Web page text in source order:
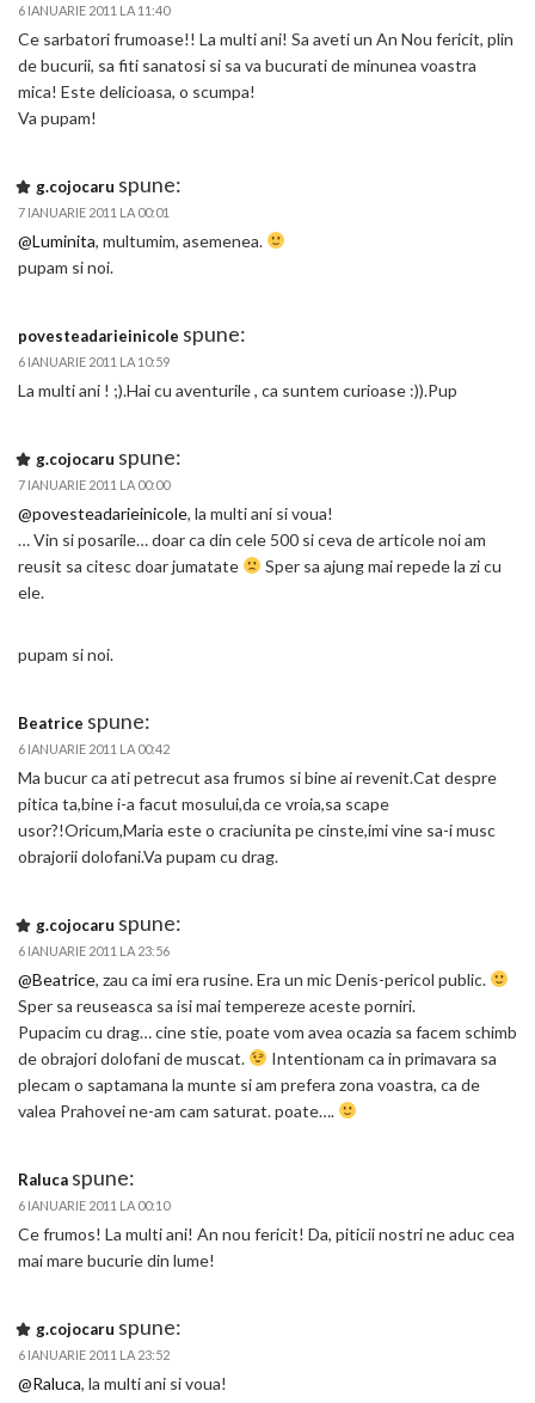
6 IANUARIE 2011 LA 11:40
Ce sarbatori frumoase!! La multi ani! Sa aveti un An Nou fericit, plin
de bucurii, sa fiti sanatosi si sa va bucurati de minunea voastra
mica! Este delicioasa, o scumpa!
Va pupam!
g.cojocaru spune:
7 IANUARIE 2011 LA 00:01
@Luminita, multumim, asemenea.
pupam si noi.
povesteadarieinicole spune:
6 IANUARIE 2011 LA 10:59
La multi ani ! ;).Hai cu aventurile , ca suntem curioase :)).Pup
g.cojocaru spune:
7 IANUARIE 2011 LA 00:00
@povesteadarieinicole, la multi ani si voua!
… Vin si posarile… doar ca din cele 500 si ceva de articole noi am
reusit sa citesc doar jumatate
Sper sa ajung mai repede la zi cu
ele.
pupam si noi.
Beatrice spune:
6 IANUARIE 2011 LA 00:42
Ma bucur ca ati petrecut asa frumos si bine ai revenit.Cat despre
pitica ta,bine i-a facut mosului,da ce vroia,sa scape
usor?!Oricum,Maria este o craciunita pe cinste,imi vine sa-i musc
obrajorii dolofani.Va pupam cu drag.
g.cojocaru spune:
6 IANUARIE 2011 LA 23:56
@Beatrice, zau ca imi era rusine. Era un mic Denis-pericol public.
Sper sa reuseasca sa isi mai tempereze aceste porniri.
Pupacim cu drag… cine stie, poate vom avea ocazia sa facem schimb
de obrajori dolofani de muscat.
Intentionam ca in primavara sa
plecam o saptamana la munte si am prefera zona voastra, ca de
valea Prahovei ne-am cam saturat. poate….
Raluca spune:
6 IANUARIE 2011 LA 00:10
Ce frumos! La multi ani! An nou fericit! Da, piticii nostri ne aduc cea
mai mare bucurie din lume!
g.cojocaru spune:
6 IANUARIE 2011 LA 23:52
@Raluca, la multi ani si voua!